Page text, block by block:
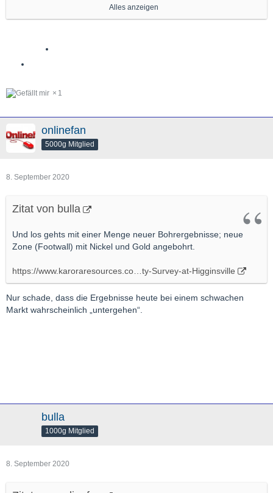
6.0 g/t over 5.3 m
WFN-134:2.4 g/t over 23.3 m, including 6.3 g/t over
WFN-131exp:
https://mma.prnewswire.com/media/1249980/Karora_Res
ources_Inc__Figure1.jpg?w=600
Inc--Figure1
https://mma.prnewswire.com/media/1249981/Karora_Res
ources_Inc__Figure2.jpg?w=600
] Karora Resources
[Blockierte Grafik:
https://mma.prnewswire.com/media/1249982/Karora_Res
Inc--FIgure3
WFN-090:
New nickel drilling highlights at Western Flanks
Alles anzeigen
1
onlinefan
5000g Mitglied
8. September 2020
Zitat von bulla
Und los gehts mit einer Menge neuer Bohrergebnisse; neue
Zone (Footwall) mit Nickel und Gold angebohrt.
https://www.karoraresources.co…ty-Survey-at-Higginsville
Nur schade, dass die Ergebnisse heute bei einem schwachen
Markt wahrscheinlich „untergehen“.
bulla
1000g Mitglied
8. September 2020